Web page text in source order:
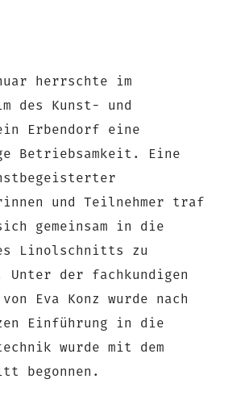
herrschte im
des Kunst- und
Erbendorf eine
Betriebsamkeit. Eine
und Teilnehmer traf
gemeinsam in die
Linolschnitts zu
der fachkundigen
Eva Konz wurde nach
Einführung in die
wurde mit dem
begonnen.